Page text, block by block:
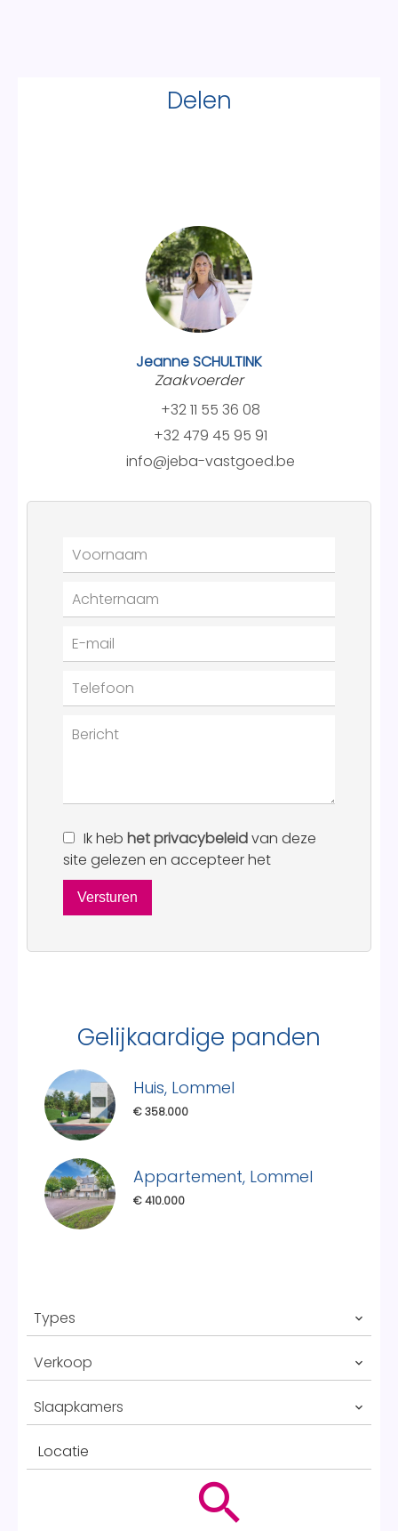
Delen
Jeanne SCHULTINK
Zaakvoerder
+32 11 55 36 08
+32 479 45 95 91
info@jeba-vastgoed.be
Ik heb het privacybeleidvan deze
site gelezen en accepteer het
Versturen
Gelijkaardige panden
Huis, Lommel
€ 358.000
Appartement, Lommel
€ 410.000
Types
Verkoop
Slaapkamers
Locatie